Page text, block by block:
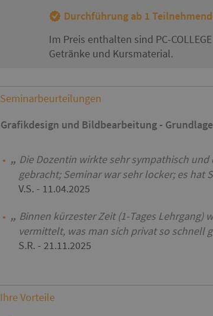
Durchführung ab 1
Im Preis enthalten sind PC-
Getränke und Kursmaterial.
Seminarbeurteilungen
Grafikdesign und Bildbearbeitung -
Die Dozentin wirkte sehr sympathisch
gebracht; Seminar war sehr locker; es hat
V.S. - 11.04.2025
Binnen kürzester Zeit (1-Tages Lehrgang)
vermittelt, was man sich privat so schnell
S.R. - 21.11.2025
Ihre Vorteile